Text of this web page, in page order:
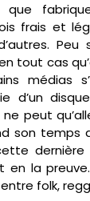
frais et
tout cas
médias
d’un
ne peut
son temps
la
folk,